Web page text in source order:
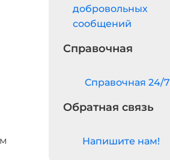
добровольных
сообщений
Справочная
Cправочная 24/7
Обратная связь
Напишите нам!